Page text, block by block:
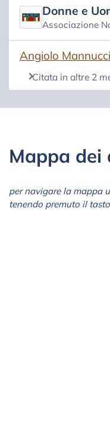
Donne e
Associazione
Angiolo Mannucci
(si apre in una
Citata in altre 2
Mappa dei
per navigare la mappa
tenendo premuto il